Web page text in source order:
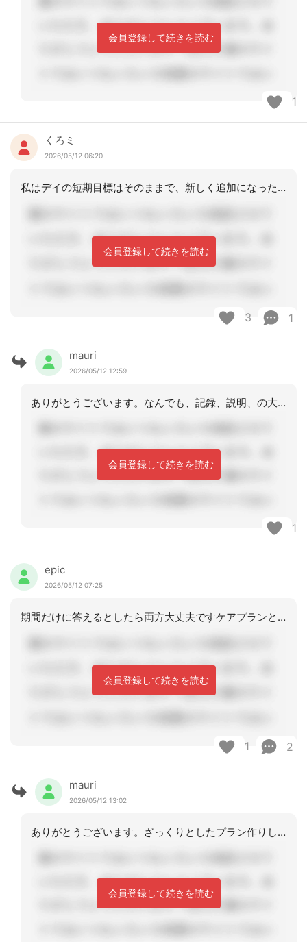
会員登録して続きを読む
1
くろミ
2026/05/12 06:20
私はデイの短期目標はそのままで、新しく追加になった所は追加日からの日付で作ってい
会員登録して続きを読む
3 1
mauri
2026/05/12 12:59
ありがとうございます。なんでも、記録、説明、の大切さ、日々実感してます
会員登録して続きを読む
1
epic
2026/05/12 07:25
期間だけに答えるとしたら両方大丈夫ですケアプランとしては、ざっくりしたプランだと
会員登録して続きを読む
1 2
mauri
2026/05/12 13:02
ありがとうございます。ざっくりとしたプラン作りしか出来ていない気がしてます・・反
会員登録して続きを読む